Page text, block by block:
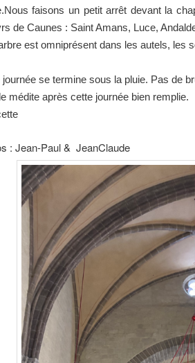
faisons un petit arrêt devant la
de Caunes : Saint Amans, Luce,
est omniprésent dans les autels, les
journée se termine sous la pluie. Pas de
médite après cette journée bien remplie.
: Jean-Paul & JeanClaude